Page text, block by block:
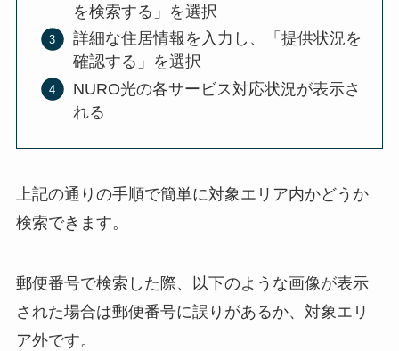
を検索する」を選択
詳細な住居情報を入力し、「提供状況を
確認する」を選択
NURO光の各サービス対応状況が表示さ
れる
上記の通りの手順で簡単に対象エリア内かどうか
検索できます。
郵便番号で検索した際、以下のような画像が表示
された場合は郵便番号に誤りがあるか、対象エリ
ア外です。